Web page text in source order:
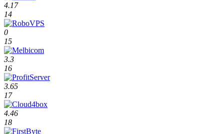
4.17
14
0
15
3.3
16
3.65
17
4.46
18